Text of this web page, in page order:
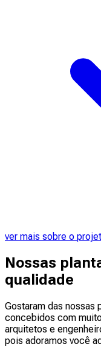
ver mais sobre o
Nossas
qualidade
Gostaram das nossas
concebidos com
arquitetos e
pois adoramos você